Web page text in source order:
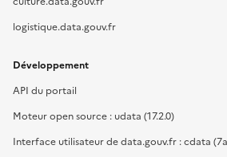
logistique.data.gouv.fr
Développement
API du portail
Moteur open source : udata (17.2.0)
Interface utilisateur de data.gouv.fr : cdata